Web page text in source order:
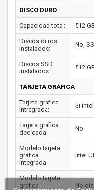
DISCO DURO
Capacidad total: 512 GB
Discos duros
instalados:
No,
Discos SSD
instalados:
512
TARJETA GRÁFICA
Tarjeta gráfica
intregrada:
Si
Tarjeta gráfica
dedicada:
No
Modelo tarjeta
gráfica
integrada:
Intel
Modelo tarjeta
gráfica
No